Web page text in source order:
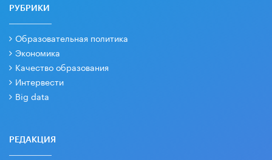
РУБРИКИ
Образовательная политика
Экономика
Качество образования
Интервести
Big data
РЕДАКЦИЯ